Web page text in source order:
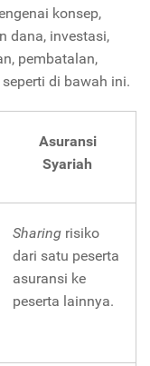
konsep,
dana, investasi,
pembatalan,
di bawah ini.
Asuransi
Syariah
Sharing risiko
dari satu peserta
asuransi ke
peserta lainnya.